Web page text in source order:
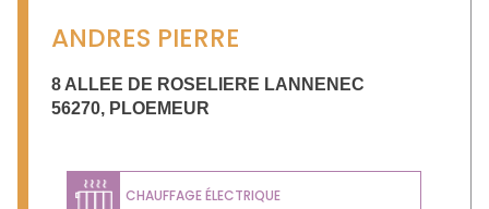
ANDRES PIERRE
8 ALLEE DE ROSELIERE LANNENEC
56270, PLOEMEUR
CHAUFFAGE ÉLECTRIQUE